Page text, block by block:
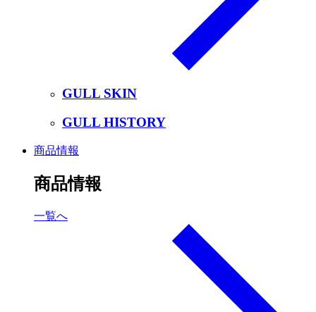
GULL SKIN
GULL HISTORY
商品情報
商品情報
一覧へ